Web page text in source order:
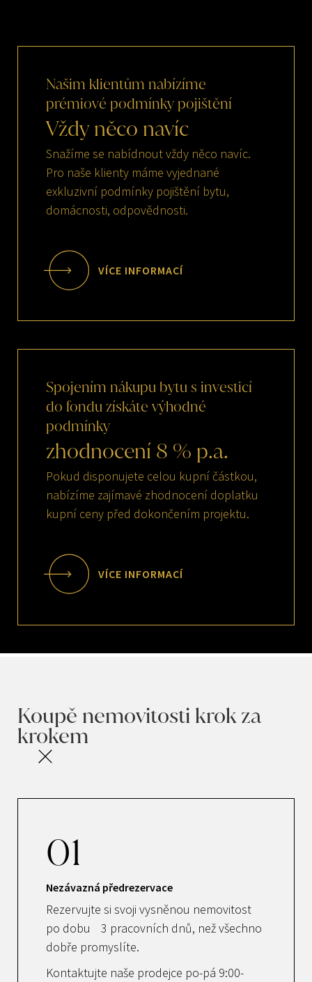
Našim klientům nabízíme
prémiové podmínky pojištění
Vždy něco navíc
Snažíme se nabídnout vždy něco navíc.
Pro naše klienty máme vyjednané
exkluzivní podmínky pojištění bytu,
domácnosti, odpovědnosti.
VÍCE INFORMACÍ
Spojením nákupu bytus investicí
do fonduzískáte výhodné
podmínky
zhodnocení 8 % p.a.
Pokud disponujete celou kupní částkou,
nabízíme zajímavé zhodnocení doplatku
kupní ceny před dokončením projektu.
VÍCE INFORMACÍ
Koupě nemovitosti krok za
krokem
01
Nezávazná předrezervace
Rezervujte si svoji vysněnou nemovitost
po dobu 3 pracovních dnů, než všechno
dobře promyslíte.
Kontaktujte naše prodejce po-pá 9:00-